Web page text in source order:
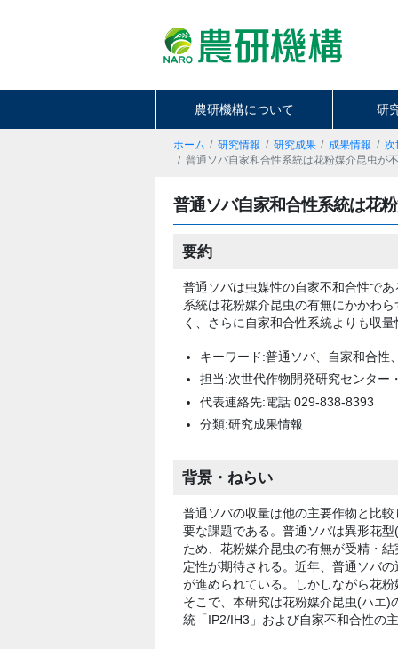
農研機構について 研
ホーム 研究情報 研究成果 成果情報
次
普通ソバ自家和合性系統は花粉媒介昆虫が
普通ソバ自家和合性系統は花
要約
普通ソバは虫媒性の自家不和合性で
系統は花粉媒介昆虫の有無にかかわ
く、さらに自家和合性系統よりも収
キーワード:普通ソバ、自家和合性
担当:次世代作物開発研究センター
代表連絡先:電話 029-838-8393
分類:研究成果情報
背景・ねらい
普通ソバの収量は他の主要作物と比
要な課題である。普通ソバは異形花
ため、花粉媒介昆虫の有無が受精・
定性が期待される。近年、普通ソバ
が進められている。しかしながら花
そこで、本研究は花粉媒介昆虫(ハエ
統「IP2/IH3」および自家不和合性の